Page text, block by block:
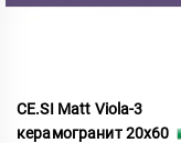
CE.SI Matt Viola-3
керамогранит 20x60